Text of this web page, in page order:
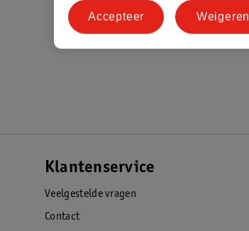
Klantenservice
Veelgestelde vragen
Contact
Weigeren
Accepteer